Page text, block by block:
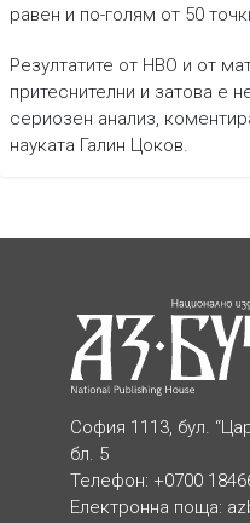
равен и по-голям от 50
Резултатите от НВО и от
притеснителни и затова е
сериозен анализ,
науката Галин Цоков.
София 1113, бул.
бл. 5
Телефон: +0700
Електронна поща: